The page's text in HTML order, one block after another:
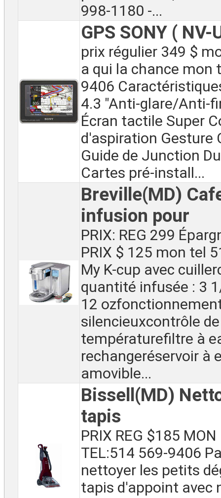
998-1180 -...
GPS SONY ( NV-
prix régulier 349 $
a qui la chance mon
9406
4.3 "Anti-glare/Anti-
Écran tactile Super
d'aspiration Gesture
Guide de Junction
Cartes pré-install...
Breville(MD)
infusion pour
PRIX: REG 299
PRIX $ 125 mon tel
My K-cup avec
quantité infusée : 3
12
silencieuxcontrôle de
températurefiltre à
rechangeréservoir à
amovible...
Bissell(MD)
tapis
PRIX REG $185
TEL:514 569-9406
nettoyer les petits
tapis d'appoint avec